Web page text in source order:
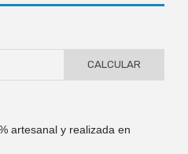
CALCULAR
artesanal y realizada en